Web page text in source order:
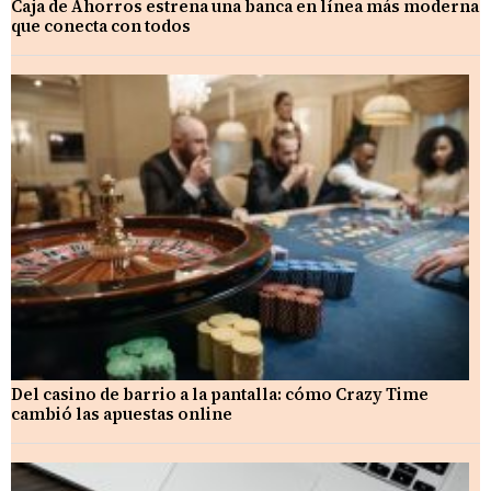
Caja de Ahorros estrena una banca en línea más moderna
que conecta con todos
Del casino de barrio a la pantalla: cómo Crazy Time
cambió las apuestas online